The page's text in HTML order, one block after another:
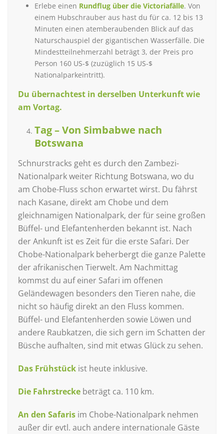
Erlebe einen Rundflug über die Victoriafälle. Von
einem Hubschrauber aus hast du für ca. 12 bis 13
Minuten einen atemberaubenden Blick auf das
Naturschauspiel der gigantischen Wasserfälle. Die
Mindestteilnehmerzahl beträgt 3, der Preis pro
Person 160 US-$ (zuzüglich 15 US-$
Nationalparkeintritt).
Du übernachtest in derselben Unterkunft wie
am Vortag.
Tag – Von Simbabwe nach
Botswana
Schnurstracks geht es durch den Zambezi-
Nationalpark weiter Richtung Botswana, wo du
am Chobe-Fluss schon erwartet wirst. Du fährst
nach Kasane, direkt am Chobe und dem
gleichnamigen Nationalpark, der für seine großen
Büffel- und Elefantenherden bekannt ist. Nach
der Ankunft ist es Zeit für die erste Safari. Der
Chobe-Nationalpark beherbergt die ganze Palette
der afrikanischen Tierwelt. Am Nachmittag
kommst du auf einer Safari im offenen
Geländewagen besonders den Tieren nahe, die
nicht so häufig direkt an den Fluss kommen.
Büffel- und Elefantenherden sowie Löwen und
andere Raubkatzen, die sich gern im Schatten der
Büsche aufhalten, sind mit etwas Glück zu sehen.
Das Frühstück ist heute inklusive.
Die Fahrstrecke beträgt ca. 110 km.
An den Safaris im Chobe-Nationalpark nehmen
außer dir evtl. auch andere internationale Gäste